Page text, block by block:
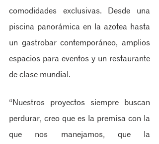
comodidades exclusivas. Desde una
piscina panorámica en la azotea hasta
un gastrobar contemporáneo, amplios
espacios para eventos y un restaurante
de clase mundial.
“Nuestros proyectos siempre buscan
perdurar, creo que es la premisa con la
que nos manejamos, que la